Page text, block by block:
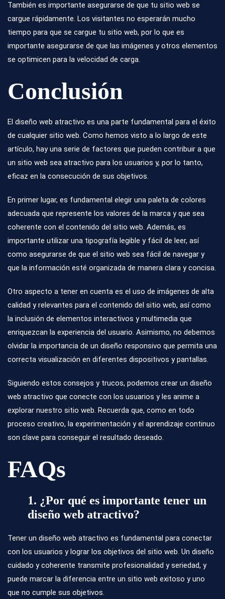
También es importante asegurarse de que tu sitio web se
cargue rápidamente. Los visitantes no esperarán mucho
tiempo para que se cargue tu sitio web, por lo que es
importante asegurarse de que las imágenes y otros elementos
se optimicen para la velocidad de carga.
Conclusión
El diseño web atractivo es una parte fundamental para el éxito
de cualquier sitio web. Como hemos visto a lo largo de este
artículo, hay una serie de factores que pueden contribuir a que
un sitio web sea atractivo para los usuarios y, por lo tanto,
eficaz en la consecución de sus objetivos.
En primer lugar, es fundamental elegir una paleta de colores
adecuada que represente los valores de la marca y que sea
coherente con el contenido del sitio web. Además, es
importante utilizar una tipografía legible y fácil de leer, así
como asegurarse de que el sitio web sea fácil de navegar y
que la información esté organizada de manera clara y concisa.
Otro aspecto a tener en cuenta es el uso de imágenes de alta
calidad y relevantes para el contenido del sitio web, así como
la inclusión de elementos interactivos y multimedia que
enriquezcan la experiencia del usuario. Asimismo, no debemos
olvidar la importancia de un diseño responsivo que permita una
correcta visualización en diferentes dispositivos y pantallas.
Siguiendo estos consejos y trucos, podemos crear un diseño
web atractivo que conecte con los usuarios y les anime a
explorar nuestro sitio web. Recuerda que, como en todo
proceso creativo, la experimentación y el aprendizaje continuo
son clave para conseguir el resultado deseado.
FAQs
1. ¿Por qué es importante tener un
diseño web atractivo?
Tener un diseño web atractivo es fundamental para conectar
con los usuarios y lograr los objetivos del sitio web. Un diseño
cuidado y coherente transmite profesionalidad y seriedad, y
puede marcar la diferencia entre un sitio web exitoso y uno
que no cumple sus objetivos.